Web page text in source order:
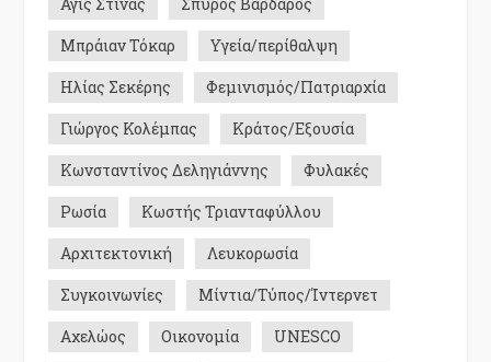
Μπράιαν Τόκαρ
Υγεία/περίθαλψη
Ηλίας Σεκέρης
Φεμινισμός/Πατριαρχία
Γιώργος Κολέμπας
Κράτος/Εξουσία
Κωνσταντίνος Δεληγιάννης
Φυλακές
Ρωσία
Κωστής Τριανταφύλλου
Αρχιτεκτονική
Λευκορωσία
Συγκοινωνίες
Μίντια/Τύπος/Ίντερνετ
Αχελώος
Οικονομία
UNESCO